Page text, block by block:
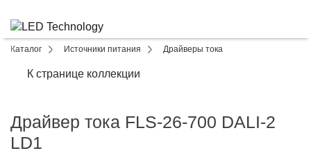
Каталог Источники питания Драйверы тока
К странице коллекции
Драйвер тока FLS-26-700 DALI-2
LD1